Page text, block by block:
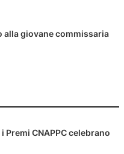
alla giovane commissaria
Premi CNAPPC celebrano